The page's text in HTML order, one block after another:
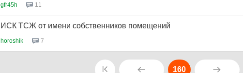
gfr45h 11
ИСК ТСЖ от имени собственников помещений
horoshik 7
160